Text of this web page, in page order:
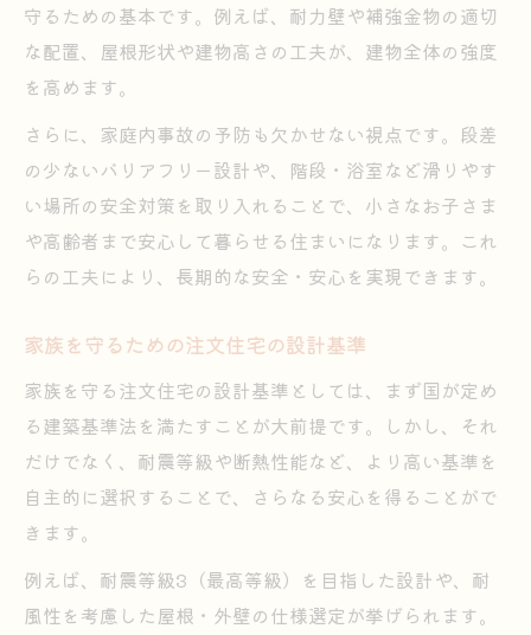
注文住宅の耐震性と安全設計の重要性
事故防止につながる住宅設計の視点
注文住宅で事故防止を考えた設計の工夫
家庭内事故から家族を守る注文住宅の要点
注文住宅の安全設計で転倒・転落を防ぐ方
法
子どもや高齢者に優しい注文住宅の安全性
長期保証付きで安心な家づくりの秘訣
注文住宅に必要な長期保証のチェックポイ
ント
安心を支える注文住宅の保証制度活用法
注文住宅の長期保証で守る資産価値と安全
注文住宅選びで重視したい保証内容の比較
住まいの安心は安全設計から始まる
守るための基本です。例えば、耐力壁や補強金物の適切
な配置、屋根形状や建物高さの工夫が、建物全体の強度
を高めます。
さらに、家庭内事故の予防も欠かせない視点です。段差
の少ないバリアフリー設計や、階段・浴室など滑りやす
い場所の安全対策を取り入れることで、小さなお子さま
や高齢者まで安心して暮らせる住まいになります。これ
らの工夫により、長期的な安全・安心を実現できます。
家族を守るための注文住宅の設計基準
家族を守る注文住宅の設計基準としては、まず国が定め
る建築基準法を満たすことが大前提です。しかし、それ
だけでなく、耐震等級や断熱性能など、より高い基準を
自主的に選択することで、さらなる安心を得ることがで
きます。
例えば、耐震等級3（最高等級）を目指した設計や、耐
風性を考慮した屋根・外壁の仕様選定が挙げられます。